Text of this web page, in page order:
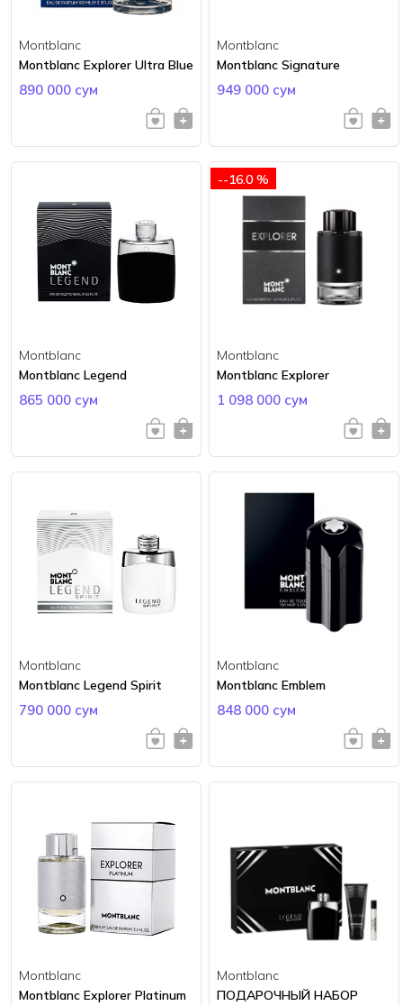
Montblanc
Montblanc Explorer Ultra Blue
890 000 сум
Montblanc
Montblanc Signature
949 000 сум
Montblanc
Montblanc Legend
865 000 сум
--16.0 %
Montblanc
Montblanc Explorer
1 098 000 сум
Montblanc
Montblanc Legend Spirit
790 000 сум
Montblanc
Montblanc Emblem
848 000 сум
Montblanc
Montblanc Explorer Platinum
Montblanc
ПОДАРОЧНЫЙ НАБОР